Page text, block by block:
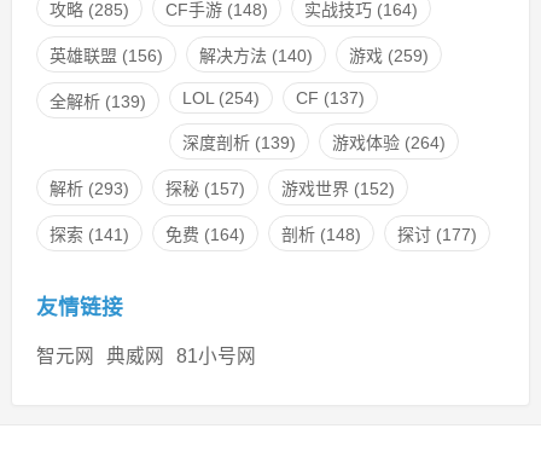
攻略(285) CF手游(148) 实战技巧(164)
英雄联盟 (156) 解决方法 (140) 游戏 (259)
全解析(139) LOL (254) CF (137)
深度剖析(139) 游戏体验(264)
解析(293) 探秘(157) 游戏世界(152)
探索 (141) 免费 (164) 剖析(148) 探讨(177)
友情链接
智元网 典威网 81小号网